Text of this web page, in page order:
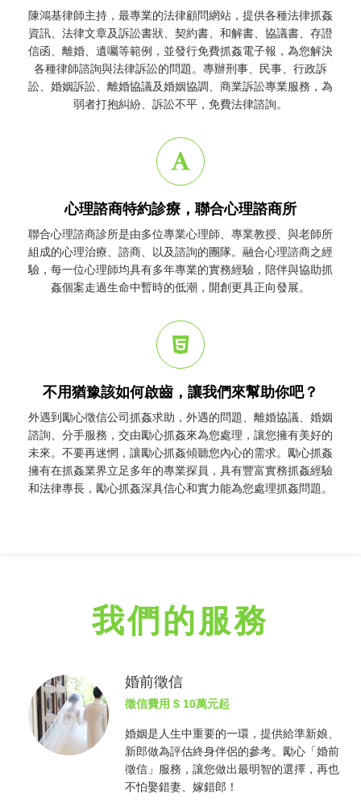
陳鴻基律師主持，最專業的法律顧問網站，提供各種法律抓姦
資訊、法律文章及訴訟書狀、契約書、和解書、協議書、存證
信函、離婚、遺囑等範例，並發行免費抓姦電子報，為您解決
各種律師諮詢與法律訴訟的問題。專辦刑事、民事、行政訴
訟、婚姻訴訟、離婚協議及婚姻協調、商業訴訟專業服務，為
弱者打抱糾紛、訴訟不平，免費法律諮詢。
心理諮商特約診療，聯合心理諮商所
聯合心理諮商診所是由多位專業心理師、專業教授、與老師所
組成的心理治療、諮商、以及諮詢的團隊。融合心理諮商之經
驗，每一位心理師均具有多年專業的實務經驗，陪伴與協助抓
姦個案走過生命中暫時的低潮，開創更具正向發展。
不用猶豫該如何啟齒，讓我們來幫助你吧？
外遇到勵心徵信公司抓姦求助，外遇的問題、離婚協議、婚姻
諮詢、分手服務，交由勵心抓姦來為您處理，讓您擁有美好的
未來。不要再迷惘，讓勵心抓姦傾聽您內心的需求。勵心抓姦
擁有在抓姦業界立足多年的專業探員，具有豐富實務抓姦經驗
和法律專長，勵心抓姦深具信心和實力能為您處理抓姦問題。
我們的服務
婚前徵信
徵信費用 $ 10萬元起
婚姻是人生中重要的一環，提供給準新娘、
新郎做為評估終身伴侶的參考。勵心「婚前
徵信 」服務，讓您做出最明智的選擇，再也
不怕娶錯妻、嫁錯郎！